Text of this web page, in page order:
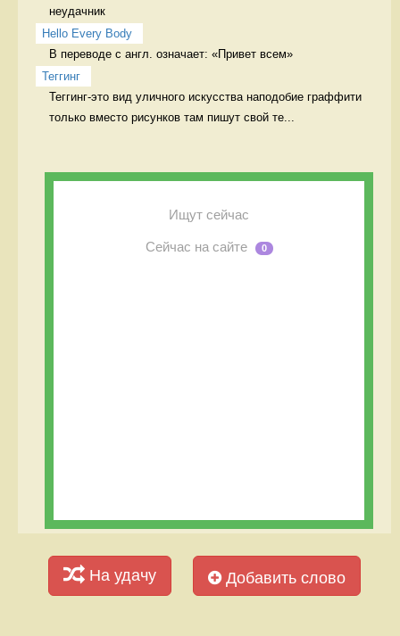
неудачник
Hello Every Body
В переводе с англ. означает: «Привет всем»
Теггинг
Теггинг-это вид уличного искусства наподобие граффити
только вместо рисунков там пишут свой те...
Ищут сейчас
Сейчас на сайте 0
На удачу Добавить слово